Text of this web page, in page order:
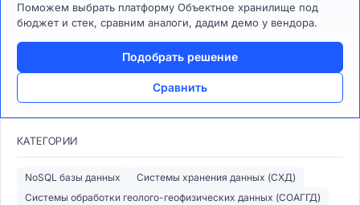
Поможем выбрать платформу Объектное хранилище под
бюджет и стек, сравним аналоги, дадим демо у вендора.
Подобрать решение
Сравнить
КАТЕГОРИИ
NoSQL базы данных
Системы хранения данных (СХД)
Системы обработки геолого-геофизических данных (СОАГГД)